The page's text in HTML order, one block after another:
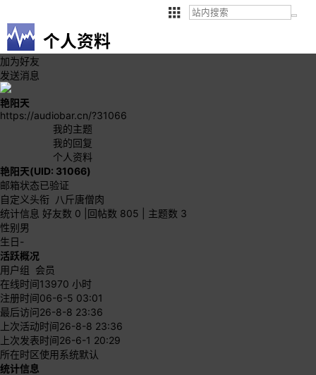
个人资料
加为好友
发送消息
艳阳天
https://audiobar.cn/?31066
我的主题
我的回复
个人资料
艳阳天(UID: 31066)
邮箱状态已验证
自定义头衔 八斤唐僧肉
统计信息 好友数 0 回帖数 805
主题数 3
性别男
生日-
活跃概况
用户组 会员
在线时间13970 小时
注册时间06-6-5 03:01
最后访问26-8-8 23:36
上次活动时间26-8-8 23:36
上次发表时间26-6-1 20:29
所在时区使用系统默认
统计信息